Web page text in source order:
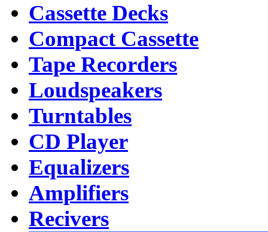
Cassette Decks
Compact Cassette
Tape Recorders
Loudspeakers
Turntables
CD Player
Equalizers
Amplifiers
Recivers